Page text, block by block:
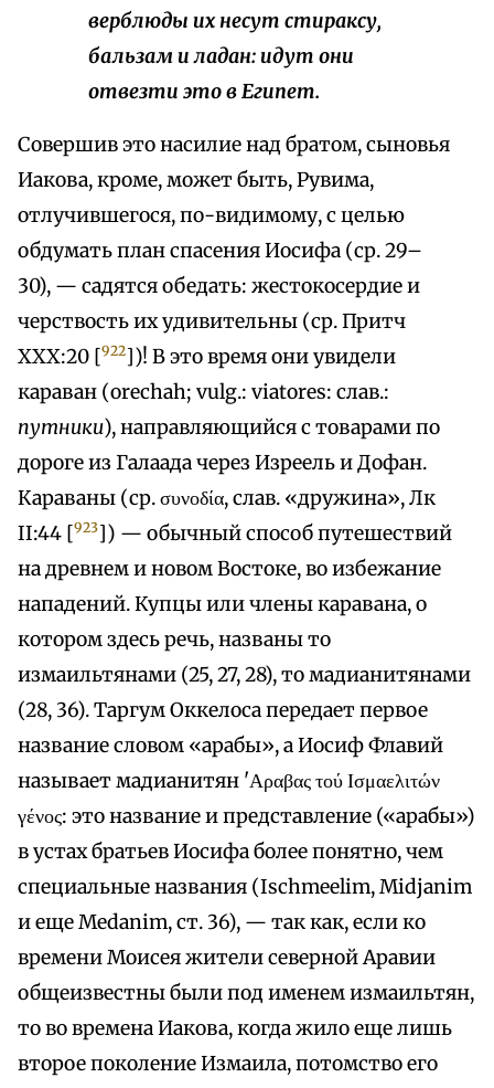
верблюды их несут стираксу,
бальзам и ладан: идут они
отвезти это в Египет.
Совершив это насилие над братом, сыновья
Иакова, кроме, может быть, Рувима,
отлучившегося, по-видимому, с целью
обдумать план спасения Иосифа (ср. 29–
30), — садятся обедать: жестокосердие и
черствость их удивительны (ср. Притч
XXX:20 [922])! В это время они увидели
караван (orechah; vulg.: viatores: слав.:
путники), направляющийся с товарами по
дороге из Галаада через Изреель и Дофан.
Караваны (ср. συνοδία, слав. «дружина», Лк
II:44 [923]) — обычный способ путешествий
на древнем и новом Востоке, во избежание
нападений. Купцы или члены каравана, о
котором здесь речь, названы то
измаильтянами (25, 27, 28), то мадианитянами
(28, 36). Таргум Оккелоса передает первое
название словом «арабы», а Иосиф Флавий
называет мадианитян 'Αραβας τού Ισμαελιτών
γένος: это название и представление («арабы»)
в устах братьев Иосифа более понятно, чем
специальные названия (Ischmeelim, Midjanim
и еще Medanim, ст. 36), — так как, если ко
времени Моисея жители северной Аравии
общеизвестны были под именем измаильтян,
то во времена Иакова, когда жило еще лишь
второе поколение Измаила, потомство его